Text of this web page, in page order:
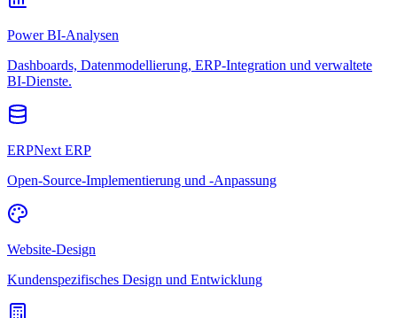
Power BI-Analysen
Dashboards, Datenmodellierung, ERP-Integration und verwaltete
BI-Dienste.
ERPNext ERP
Open-Source-Implementierung und -Anpassung
Website-Design
Kundenspezifisches Design und Entwicklung